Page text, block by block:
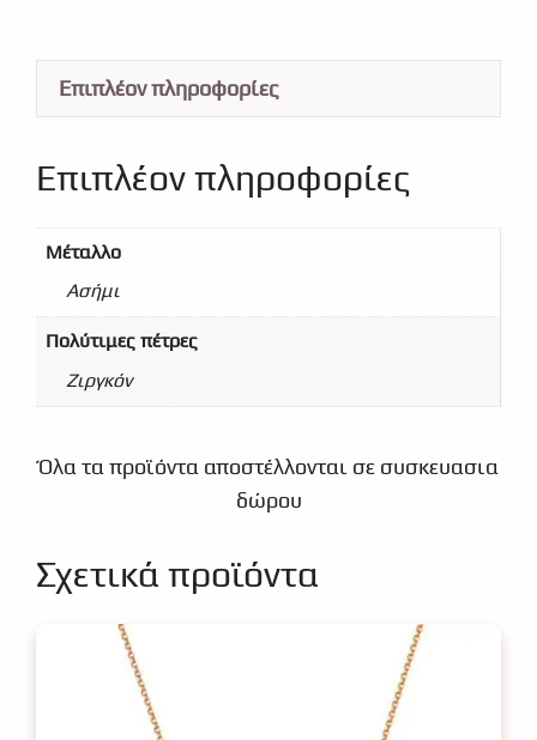
Επιπλέον πληροφορίες
Επιπλέον πληροφορίες
Μέταλλο
Ασήμι
Πολύτιμες πέτρες
Ζιργκόν
Όλα τα προϊόντα αποστέλλονται σε συσκευασια
δώρου
Σχετικά προϊόντα